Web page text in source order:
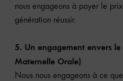
nous engageons à payer le
génération réussir.
5. Un engagement envers
Maternelle Orale)
Nous nous engageons à ce